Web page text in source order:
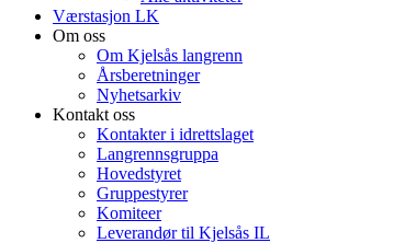
Værstasjon LK
Om oss
Om Kjelsås langrenn
Årsberetninger
Nyhetsarkiv
Kontakt oss
Kontakter i idrettslaget
Langrennsgruppa
Hovedstyret
Gruppestyrer
Komiteer
Leverandør til Kjelsås IL